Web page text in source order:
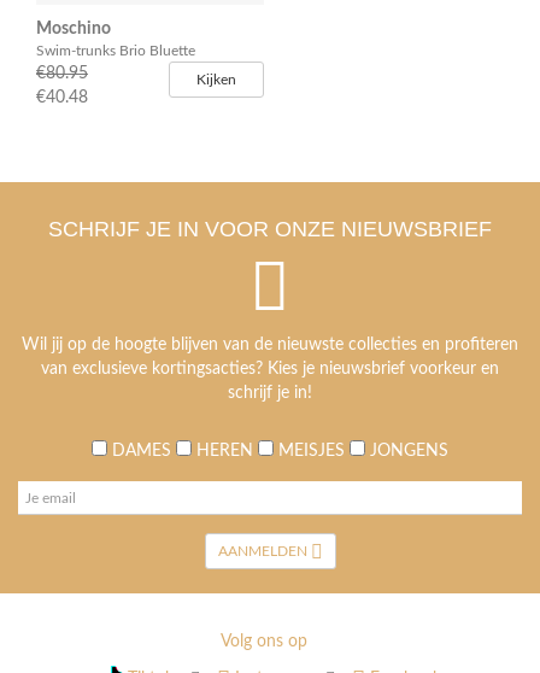
Moschino
Swim-trunks Brio Bluette
€80.95
€40.48
Kijken
SCHRIJF JE IN VOOR ONZE NIEUWSBRIEF
Wil jij op de hoogte blijven van de nieuwste collecties en profiteren
van exclusieve kortingsacties? Kies je nieuwsbrief voorkeur en
schrijf je in!
DAMES HEREN MEISJES JONGENS
AANMELDEN
Volg ons op